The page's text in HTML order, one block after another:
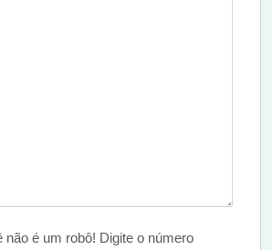
não é um robô! Digite o número